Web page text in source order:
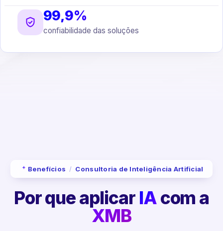
99,9%
confiabilidade das soluções
Benefícios / Consultoria de Inteligência Artificial
Por que aplicar IAcom a
XMB